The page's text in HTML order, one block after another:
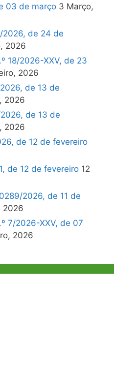
03 de março 3 Março,
2026, de 24 de
2026
18/2026-XXV, de 23
2026
de 13 de
2026
de 13 de
2026
de 12 de fevereiro
de 12 de fevereiro 12
2026, de 11 de
2026
7/2026-XXV, de 07
2026